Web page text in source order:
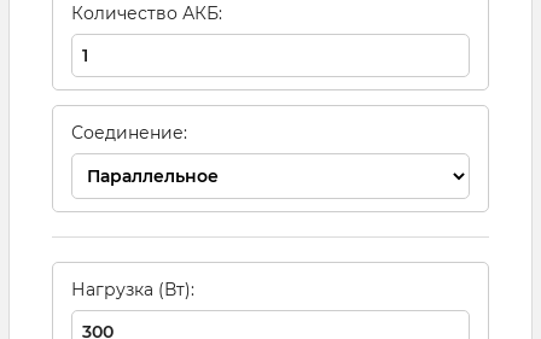
Количество АКБ:
Соединение:
Нагрузка (Вт):